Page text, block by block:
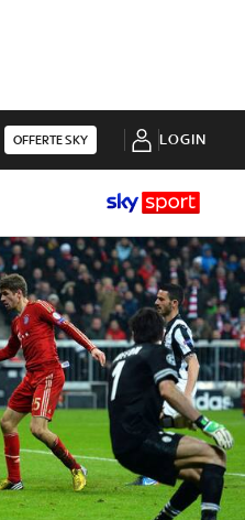
OFFERTE SKY LOGIN